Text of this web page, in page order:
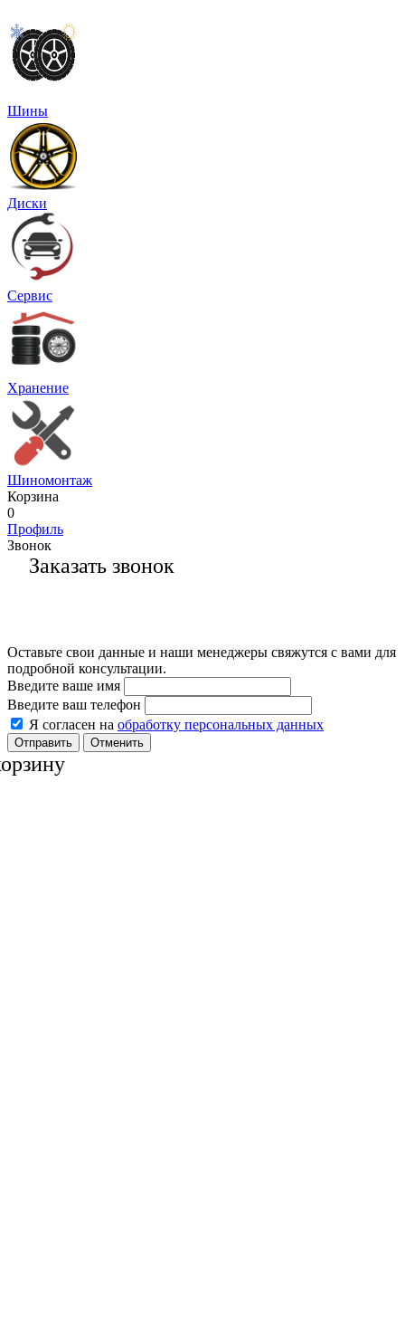
Шины
Диски
Сервис
Хранение
Шиномонтаж
Корзина
0
Профиль
Звонок
Заказать звонок
Оставьте свои данные и наши менеджеры свяжутся с вами для
подробной консультации.
Введите ваше имя
Введите ваш телефон
Я согласен на обработку персональных данных
Отменить